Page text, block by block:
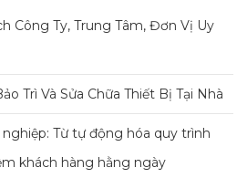
Công Ty, Trung Tâm, Đơn Vị Uy
Trì Và Sửa Chữa Thiết Bị Tại Nhà
Từ tự động hóa quy trình
khách hàng hằng ngày